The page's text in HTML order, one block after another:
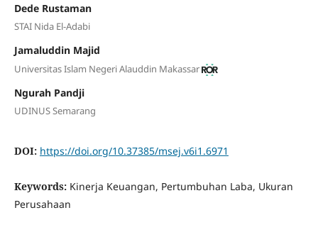
Dede Rustaman
STAI Nida El-Adabi
Jamaluddin Majid
Universitas Islam Negeri Alauddin Makassar
Ngurah Pandji
UDINUS Semarang
DOI: https://doi.org/10.37385/msej.v6i1.6971
Keywords: Kinerja Keuangan, Pertumbuhan Laba, Ukuran
Perusahaan